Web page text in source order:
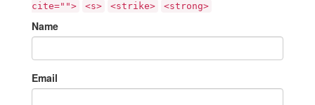
cite="">
<s> <strike> <strong>
Name
Email